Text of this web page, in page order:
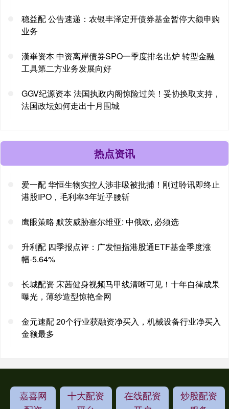
稳益配 公告速递：农银丰泽定开债券基金暂停大额申购
业务
漢崋资本 中资离岸债券SPO一季度排名出炉 转型金融
工具第二方业务发展向好
GGV纪源资本 法国执政内阁惊险过关！妥协换取支持，
法国政坛如何走出十月围城
热点资讯
爱一配 华恒生物实控人涉非吸被批捕！刚过聆讯即终止
港股IPO，毛利率3年近乎腰斩
鹰眼策略 默茨威胁塞尔维亚: 中俄欧, 必须选
升利配 四季报点评：广发恒指港股通ETF基金季度涨
幅-5.64%
长城配资 宋茜健身视频马甲线清晰可见！十年自律成果
曝光，薄纱造型惊艳全网
金元速配 20个行业获融资净买入，机械设备行业净买入
金额最多
嘉喜网
十大配资
在线配资
炒股配资